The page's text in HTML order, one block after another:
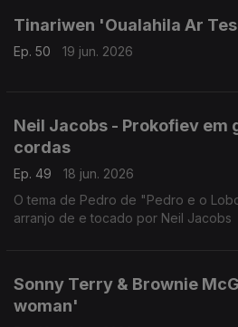
Tinariwen 'Oualahila Ar
Ep. 50 19 jun. 2026
Neil Jacobs - Prokofiev em
cordas
Ep. 49
18 jun. 2026
O tema de Pedro de "Pedro e o
arranjo de e tocado por Neil Jacobs
Sonny Terry & Brownie
woman'